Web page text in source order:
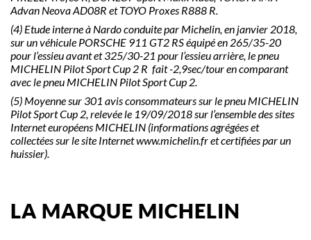
Advan Neova AD08R et TOYO Proxes R888 R.
(4) Etude interne à Nardo conduite par Michelin, en janvier 2018,
sur un véhicule PORSCHE 911 GT2 RS équipé en 265/35-20
pour l’essieu avant et 325/30-21 pour l’essieu arrière, le pneu
MICHELIN Pilot Sport Cup 2 R fait -2,9sec/tour en comparant
avec le pneu MICHELIN Pilot Sport Cup 2.​
(5) Moyenne sur 301 avis consommateurs sur le pneu MICHELIN
Pilot Sport Cup 2, relevée le 19/09/2018 sur l’ensemble des sites
Internet européens MICHELIN (informations agrégées et
collectées sur le site Internet www.michelin.fr et certifiées par un
huissier).
LA MARQUE MICHELIN